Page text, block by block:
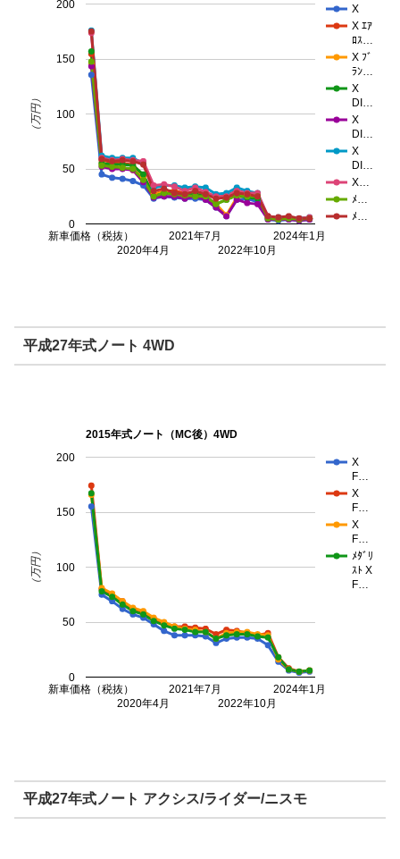
X
X ｴｱ
ﾛｽ…
X ﾌﾞ
ﾗﾝ…
X
DI…
X
DI…
X
DI…
X…
ﾒ…
ﾒ…
新車価格（税抜）
2020年4月
2021年7月
2022年10月
2024年1月
0
50
100
150
200
（万円）
平成27年式ノート 4WD
2015年式ノート（MC後）4WD
X
F…
X
F…
X
F…
ﾒﾀﾞﾘ
ｽﾄ X
F…
新車価格（税抜）
2020年4月
2021年7月
2022年10月
2024年1月
0
50
100
150
200
（万円）
平成27年式ノート アクシス/ライダー/ニスモ